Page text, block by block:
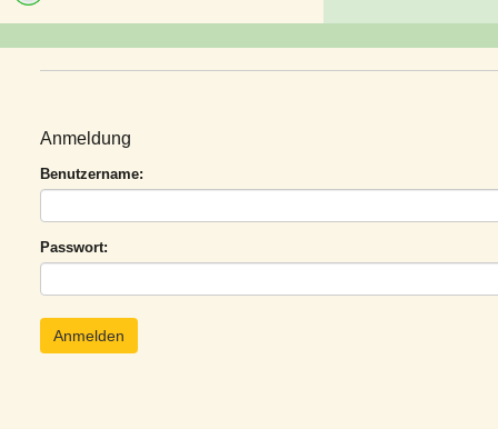
Anmeldung
Benutzername:
Passwort: